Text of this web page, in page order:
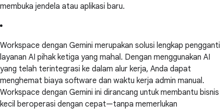
membuka jendela atau aplikasi baru.
Workspace dengan Gemini merupakan solusi lengkap pengganti
layanan AI pihak ketiga yang mahal. Dengan menggunakan AI
yang telah terintegrasi ke dalam alur kerja, Anda dapat
menghemat biaya software dan waktu kerja admin manual.
Workspace dengan Gemini ini dirancang untuk membantu bisnis
kecil beroperasi dengan cepat—tanpa memerlukan